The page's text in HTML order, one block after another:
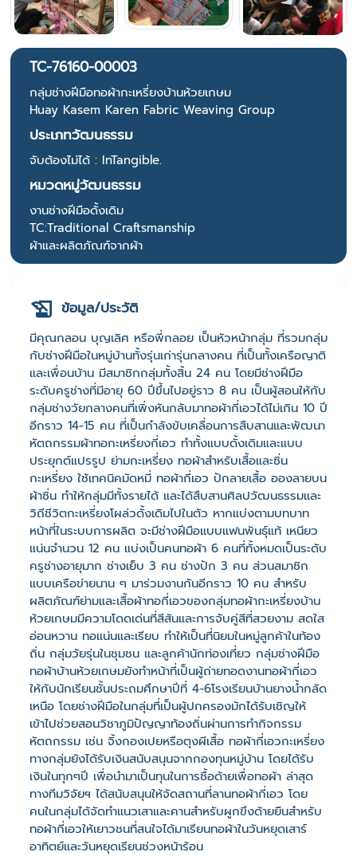
TC-76160-00003
กลุ่มช่างฝีมือทอผ้ากะเหรี่ยงบ้านห้วยเกษม
Huay Kasem Karen Fabric Weaving Group
ประเภทวัฒนธรรม
จับต้องไม่ได้ : InTangible.
หมวดหมู่วัฒนธรรม
งานช่างฝีมือดั้งเดิม
TC:Traditional Craftsmanship
ผ้าและผลิตภัณฑ์จากผ้า
ข้อมูล/ประวัติ
มีคุณกลอน บุญเลิศ หรือพี่กลอย เป็นหัวหน้ากลุ่ม ที่รวมกลุ่ม
กับช่างฝีมือในหมู่บ้านทั้งรุ่นเก่ารุ่นกลางคน ที่เป็นทั้งเครือญาติ
และเพื่อนบ้าน มีสมาชิกกลุ่มทั้งสิ้น 24 คน โดยมีช่างฝีมือ
ระดับครูช่างที่มีอายุ 60 ปีขึ้นไปอยู่ราว 8 คน เป็นผู้สอนให้กับ
กลุ่มช่างวัยกลางคนที่เพิ่งหันกลับมาทอผ้ากี่เอวได้ไม่เกิน 10 ปี
อีกราว 14-15 คน ที่เป็นกำลังขับเคลื่อนการสืบสานและพัฒนา
หัตถกรรมผ้าทอกะเหรี่ยงกี่เอว ทำทั้งแบบดั้งเดิมและแบบ
ประยุกต์แปรรูป ย่ามกะเหรี่ยง ทอผ้าสำหรับเสื้อและซิ่น
กะเหรี่ยง ใช้เทคนิคมัดหมี่ ทอผ้ากี่เอว ปักลายเสื้อ อองลายบน
ผ้าซิ่น ทำให้กลุ่มมีทั้งรายได้ และได้สืบสานศิลปวัฒนธรรมและ
วิถีชีวิตกะเหรี่ยงโผล่วดั้งเดิมไปในตัว หากแบ่งตามบทบาท
หน้าที่ในระบบการผลิต จะมีช่างฝีมือแบบแฟนพันธุ์แท้ เหนียว
แน่นจำนวน 12 คน แบ่งเป็นคนทอผ้า 6 คนที่ทั้งหมดเป็นระดับ
ครูช่างอายุมาก ช่างเย็บ 3 คน ช่างปัก 3 คน ส่วนสมาชิก
แบบเครือข่ายนาน ๆ มาร่วมงานกันอีกราว 10 คน สำหรับ
ผลิตภัณฑ์ย่ามและเสื้อผ้าทอกี่เอวของกลุ่มทอผ้ากะเหรี่ยงบ้าน
ห้วยเกษมมีความโดดเด่นที่สีสันและการจับคู่สีที่สวยงาม สดใส
อ่อนหวาน ทอแน่นและเรียบ ทำให้เป็นที่นิยมในหมู่ลูกค้าในท้อง
ถิ่น กลุ่มวัยรุ่นในชุมชน และลูกค้านักท่องเที่ยว กลุ่มช่างฝีมือ
ทอผ้าบ้านห้วยเกษมยังทำหน้าที่เป็นผู้ถ่ายทอดงานทอผ้ากี่เอว
ให้กับนักเรียนชั้นประถมศึกษาปีที่ 4-6โรงเรียนบ้านยางน้ำกลัด
เหนือ โดยช่างฝีมือในกลุ่มที่เป็นผู้ปกครองมักได้รับเชิญให้
เข้าไปช่วยสอนวิชาภูมิปัญญาท้องถิ่นผ่านการทำกิจกรรม
หัตถกรรม เช่น จิ้งกองเปยหรือตุงผีเสื้อ ทอผ้ากี่เอวกะเหรี่ยง
ทางกลุ่มยังได้รับเงินสนับสนุนจากกองทุนหมู่บ้าน โดยได้รับ
เงินในทุกๆปี เพื่อนำมาเป็นทุนในการซื้อด้ายเพื่อทอผ้า ล่าสุด
ทางทีมวิจัยฯ ได้สนับสนุนให้จัดสถานที่ลานทอผ้ากี่เอว โดย
คนในกลุ่มได้จัดทำแนวเสาและคานสำหรับผูกขึงด้ายยืนสำหรับ
ทอผ้ากี่เอวให้เยาวชนที่สนใจได้มาเรียนทอผ้าในวันหยุดเสาร์
อาทิตย์และวันหยุดเรียนช่วงหน้าร้อน